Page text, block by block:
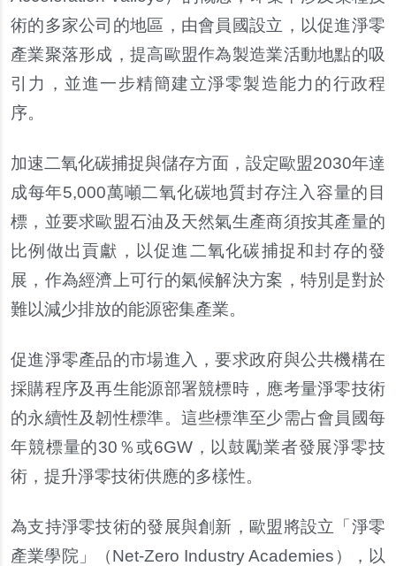
術的多家公司的地區，由會員國設立，以促進淨零
產業聚落形成，提高歐盟作為製造業活動地點的吸
引力，並進一步精簡建立淨零製造能力的行政程
序。
加速二氧化碳捕捉與儲存方面，設定歐盟2030年達
成每年5,000萬噸二氧化碳地質封存注入容量的目
標，並要求歐盟石油及天然氣生產商須按其產量的
比例做出貢獻，以促進二氧化碳捕捉和封存的發
展，作為經濟上可行的氣候解決方案，特別是對於
難以減少排放的能源密集產業。
促進淨零產品的市場進入，要求政府與公共機構在
採購程序及再生能源部署競標時，應考量淨零技術
的永續性及韌性標準。這些標準至少需占會員國每
年競標量的30％或6GW，以鼓勵業者發展淨零技
術，提升淨零技術供應的多樣性。
為支持淨零技術的發展與創新，歐盟將設立「淨零
產業學院」（Net-Zero Industry Academies），以